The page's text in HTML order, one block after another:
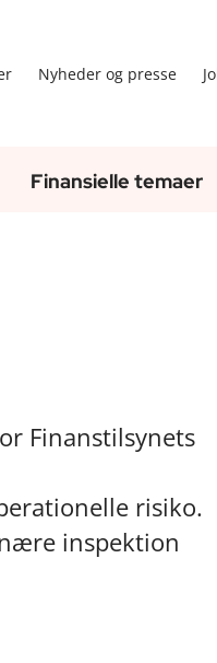
Nyheder og presse
Finansielle temaer
Finanstilsynets
risiko.
inspektion